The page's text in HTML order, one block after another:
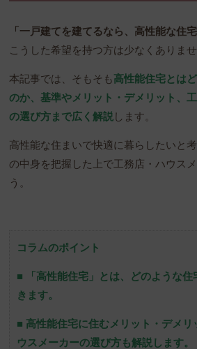
「一戸建てを建てるなら、高性能な住
こうした希望を持つ方は少なくありませ
本記事では、そもそも高性能住宅とは
のか、基準やメリット・デメリット、
の選び方まで広く解説します。
高性能な住まいで快適に暮らしたいと
の中身を把握した上で工務店・ハウス
う。
コラムのポイント
■ 「高性能住宅」とは、どのような
きます。
■ 高性能住宅に住むメリット・デメリ
ウスメーカーの選び方も解説します。